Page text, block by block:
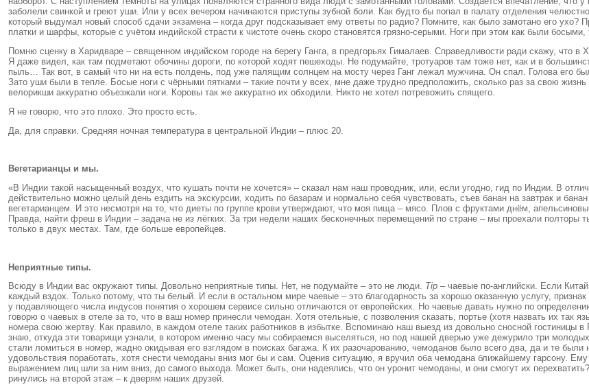
заболели свинкой и греют уши. Или у всех вечером начинаются приступы зубной боли. Как будто бы попал в палату отделения
который выдумал новый способ сдачи экзамена – когда друг подсказывает ему ответы по радио? Помните, как было замотано его
платки и шарфы, которые с учётом индийской страсти к чистоте очень скоро становятся грязно-серыми. Ноги при этом как были босыми,
Помню сценку в Харидваре – священном индийском городе на берегу Ганга, в предгорьях Гималаев. Справедливости ради скажу, что
Я даже видел, как там подметают обочины дороги, по которой ходят пешеходы. Не подумайте, тротуаров там тоже нет, как и в
пыль… Так вот, в самый что ни на есть полдень, под уже палящим солнцем на мосту через Ганг лежал мужчина. Он спал. Голова его
Зато уши были в тепле. Босые ноги с чёрными пятками – такие почти у всех, мне даже трудно предположить, сколько раз за свою
велорикши аккуратно объезжали ноги. Коровы так же аккуратно их обходили. Никто не хотел потревожить спящего.
Я не говорю, что это плохо. Это просто есть.
Да, для справки. Средняя ночная температура в центральной Индии – плюс 20.
Вегетарианцы и мы.
«В Индии такой насыщенный воздух, что кушать почти не хочется» – сказал нам наш проводник, или, если угодно, гид по Индии. В
действительно можно целый день ездить на экскурсии, ходить по базарам и нормально себя чувствовать, съев банан на завтрак и
вегетарианцем. И это несмотря на то, что диеты по группе крови утверждают, что моя пища – мясо. Плов с фруктами днём,
Правда, найти фреш в Индии – задача не из лёгких. За три недели наших бесконечных перемещений по стране – мы проехали
только в двух местах. Там, где больше европейцев.
Неприятные типы.
Всюду в Индии вас окружают типы. Довольно неприятные типы. Нет, не подумайте – это не люди. Tip – чаевые по-английски. Если
каждый вздох. Только потому, что ты белый. И если в остальном мире чаевые – это благодарность за хорошо оказанную услугу,
у подавляющего числа индусов понятия о хорошем сервисе сильно отличаются от европейских. Но чаевые давать нужно по
говорю о чаевых в отеле за то, что в ваш номер принесли чемодан. Хотя отельные, с позволения сказать, портье (хотя назвать их так
номера свою жертву. Как правило, в каждом отеле таких работников в избытке. Вспоминаю наш выезд из довольно сносной гостиницы
знаю, откуда эти товарищи узнали, в котором именно часу мы собираемся выселяться, но под нашей дверью уже дежурило три
стали ломиться в номер, жадно окидывая его взглядом в поисках багажа. К их разочарованию, чемоданов было всего два, да и те
удовольствия поработать, хотя снести чемоданы вниз мог бы и сам. Оценив ситуацию, я вручил оба чемодана ближайшему гарсону.
выражением лиц шли за ним вниз, до самого выхода. Может быть, они надеялись, что он уронит чемоданы, и они смогут их
ринулись на второй этаж – к дверям наших друзей.